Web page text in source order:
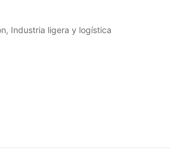
Industria ligera y logística